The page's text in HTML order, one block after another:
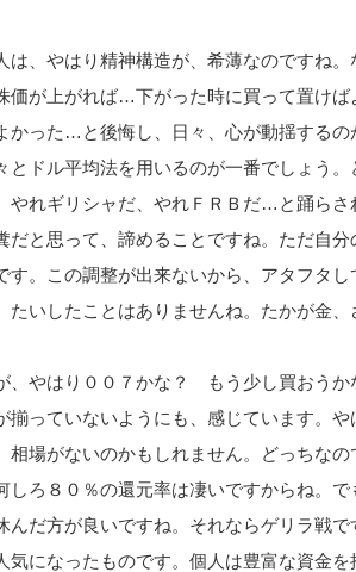
、やはり精神構造が、希薄なのですね。
価が上がれば…下がった時に買って置けば
かった…と後悔し、日々、心が動揺するの
とドル平均法を用いるのが一番でしょう
やれギリシャだ、やれＦＲＢだ…と踊らさ
だと思って、諦めることですね。ただ自
す。この調整が出来ないから、アタフタ
たいしたことはありませんね。たかが金、
、やはり００７かな？ もう少し買おう
っていないようにも、感じています。や
相場がないのかもしれません。どっちな
しろ８０％の還元率は凄いですからね。
だ方が良いですね。それならゲリラ戦
になったものです。個人は豊富な資金を